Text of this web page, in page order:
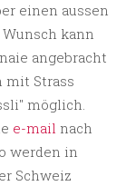
einen aussen
Wunsch kann
angebracht
mit Strass
möglich.
e-mail nach
werden in
Schweiz